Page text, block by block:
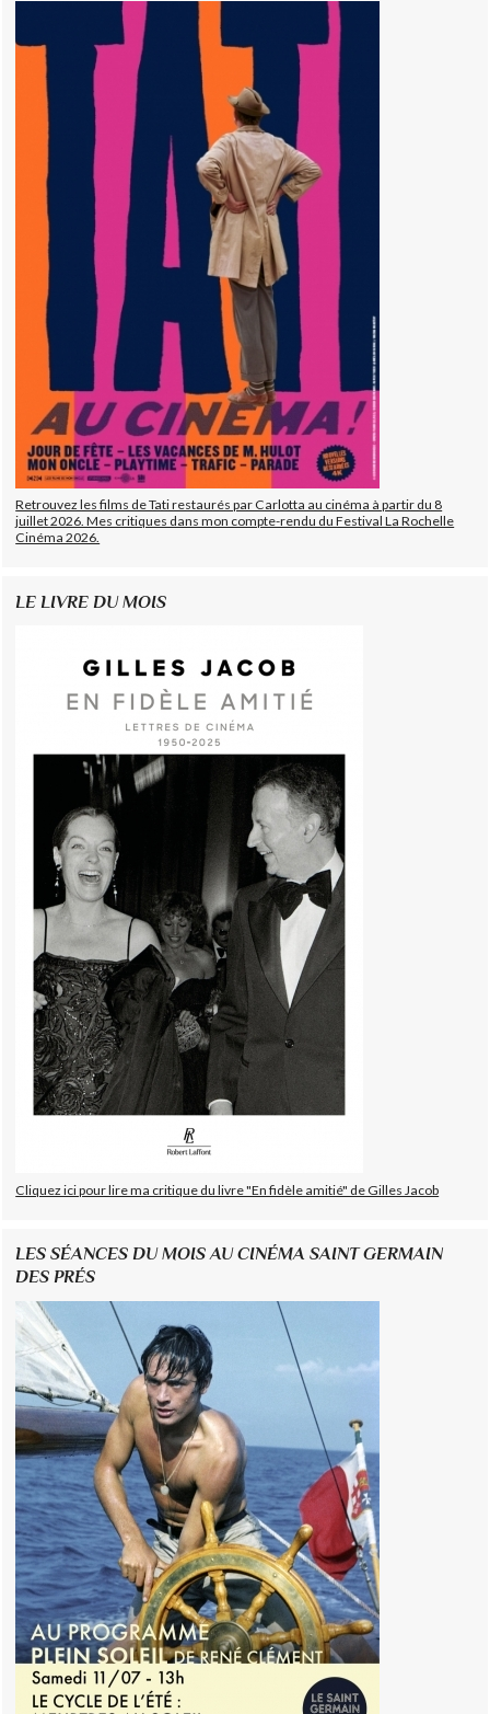
Retrouvez les films de Tati restaurés par Carlotta au cinéma à partir du 8
juillet 2026. Mes critiques dans mon compte-rendu du Festival La Rochelle
Cinéma 2026.
LE LIVRE DU MOIS
Cliquez ici pour lire ma critique du livre "En fidèle amitié" de Gilles Jacob
LES SÉANCES DU MOIS AU CINÉMA SAINT GERMAIN
DES PRÉS